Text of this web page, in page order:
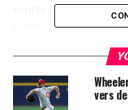
centre (Kevin
(Michael Kopech).
de saison dominant,
équipes ces dernières
En retour, les Dodgers
vers